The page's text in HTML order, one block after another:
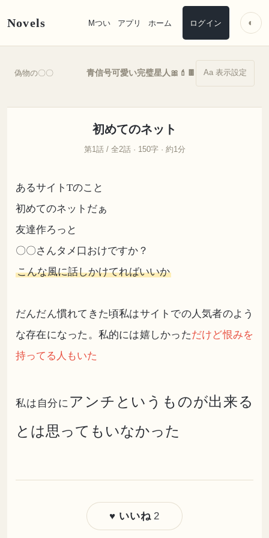
Novels Mつい アプリ ホーム ログイン ◐
偽物の〇〇 青信号可愛い完璧星人🎀💄🍫 Aa 表示設定
初めてのネット
第1話 / 全2話 · 150字 · 約1分
あるサイトTのこと
初めてのネットだぁ
友達作ろっと
〇〇さんタメ口おけですか？
こんな風に話しかけてればいいか
だんだん慣れてきた頃私はサイトでの人気者のよう
な存在になった。私的には嬉しかっただけど恨みを
持ってる人もいた
私は自分に アンチというものが出来る
とは思ってもいなかった
♥ いいね 2